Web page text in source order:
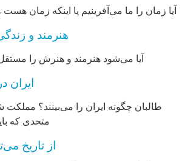
آیا زمان را ما می‌آفرینیم یا اینکه زمان
هنرمند و
آیا می‌شود هنرمند و هنرش را
ایران
طالبان چگونه ایران را می‌بینند؟ مملکت
متحدی که
از تاریخ